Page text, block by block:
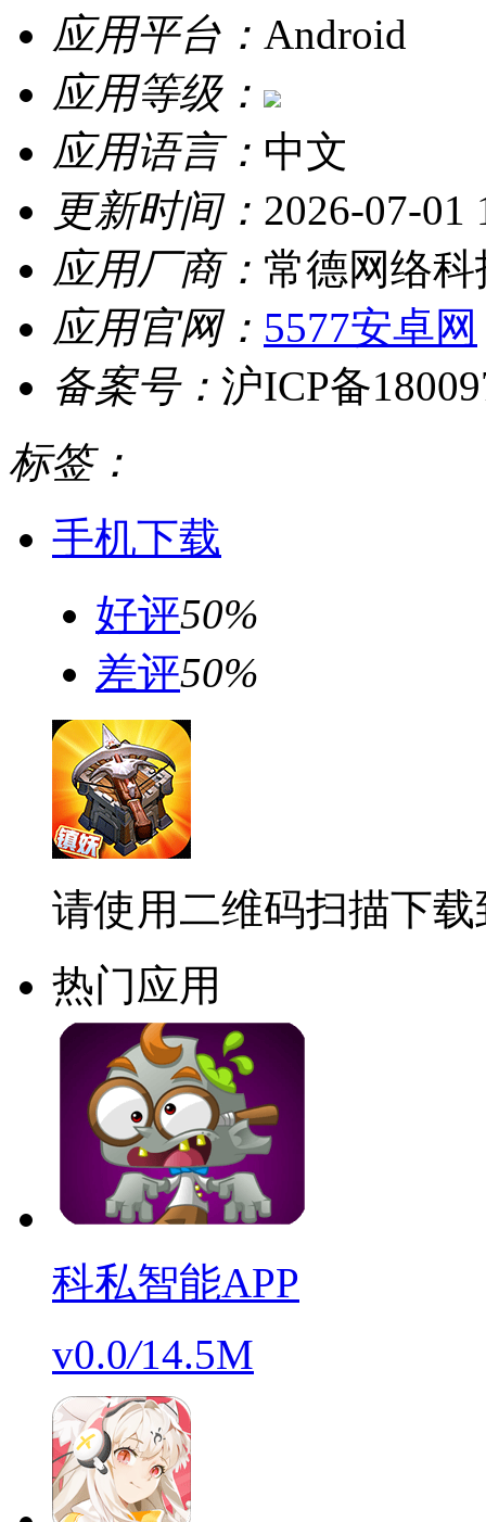
应用平台： Android
应用等级：
应用语言： 中文
更新时间： 2026-07-01
应用厂商： 常德网络
应用官网： 5577安卓网
备案号： 沪ICP备
标签：
手机下载
好评50%
差评50%
请使用二维码扫描下
热门应用
科私智能APP
v0.0/14.5M